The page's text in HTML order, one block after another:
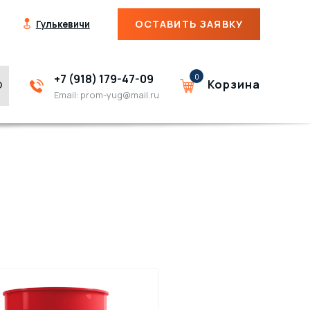
Гулькевичи ОСТАВИТЬ ЗАЯВКУ
+7 (918) 179-47-09
Email: prom-yug@mail.ru
0
Корзина